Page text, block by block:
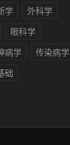
学
外科学
眼科学
病学
传染病学
础